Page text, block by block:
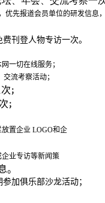
优先报道会员单位的研发信息
刊登人物专访一次。
一切在线服务；
流考察活动；
次 ；
；
放置企业LOGO和企
企业专访等新闻策
加俱乐部沙龙活动；